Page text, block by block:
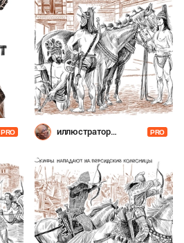
PRO
иллюстратор
PRO